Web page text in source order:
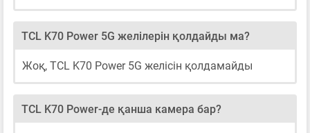
TCL K70 Power 5G желілерін қолдайды ма?
Жоқ, TCL K70 Power 5G желісін қолдамайды
TCL K70 Power-де қанша камера бар?